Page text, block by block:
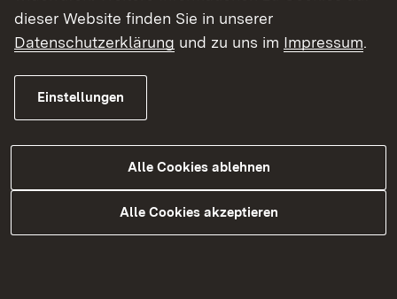
dieser Website finden Sie in unserer
Datenschutzerklärung und zu uns im Impressum.
Einstellungen
Alle Cookies ablehnen
Alle Cookies akzeptieren